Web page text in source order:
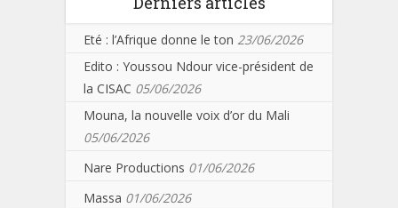
Eté : l’Afrique donne le ton 23/06/2026
Edito : Youssou Ndour vice-président de
la CISAC 05/06/2026
Mouna, la nouvelle voix d’or du Mali
05/06/2026
Nare Productions 01/06/2026
Massa 01/06/2026